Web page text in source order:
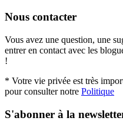
Nous contacter
Vous avez une question, une
entrer en contact avec les
!
* Votre vie privée est très
pour consulter notre Politique
S'abonner à la